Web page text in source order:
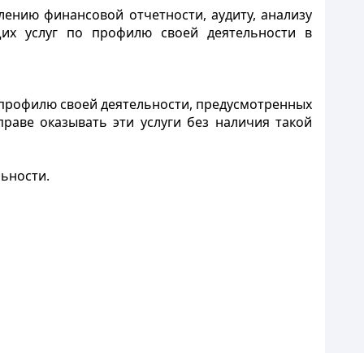
финансовой отчетности, аудиту, анализу
услуг по профилю своей деятельности в
своей деятельности, предусмотренных
оказывать эти услуги без наличия такой